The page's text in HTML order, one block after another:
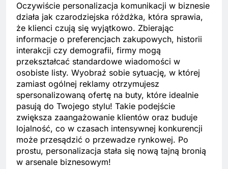
Oczywiście personalizacja komunikacji w biznesie
działa jak czarodziejska różdżka, która sprawia,
że klienci czują się wyjątkowo. Zbierając
informacje o preferencjach zakupowych, historii
interakcji czy demografii, firmy mogą
przekształcać standardowe wiadomości w
osobiste listy. Wyobraź sobie sytuację, w której
zamiast ogólnej reklamy otrzymujesz
spersonalizowaną ofertę na buty, które idealnie
pasują do Twojego stylu! Takie podejście
zwiększa zaangażowanie klientów oraz buduje
lojalność, co w czasach intensywnej konkurencji
może przesądzić o przewadze rynkowej. Po
prostu, personalizacja stała się nową tajną bronią
w arsenale biznesowym!